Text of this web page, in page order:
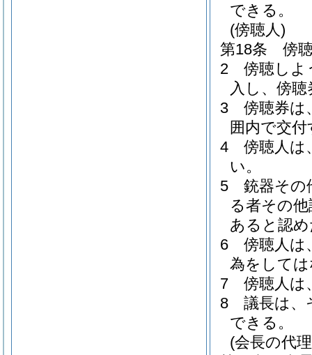
できる。
(傍聴人)
第18条
傍
2
傍聴しよ
入し、傍
3
傍聴券は
囲内で交
4
傍聴人は
い。
5
銃器その
る者その
あると認
6
傍聴人は
為をして
7
傍聴人は
8
議長は、
できる。
(会長の代